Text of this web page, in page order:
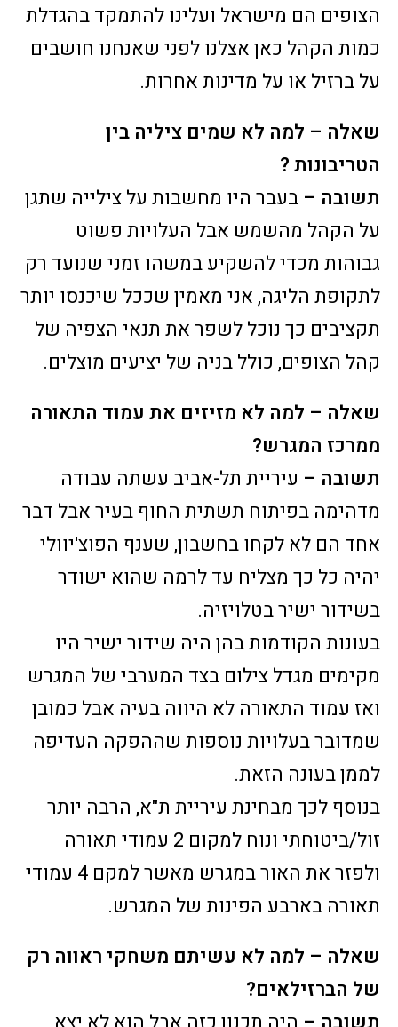
הצופים הם מישראל ועלינו להתמקד בהגדלת
כמות הקהל כאן אצלנו לפני שאנחנו חושבים
על ברזיל או על מדינות אחרות.
שאלה – למה לא שמים ציליה בין
הטריבונות ?
תשובה – בעבר היו מחשבות על צילייה שתגן
על הקהל מהשמש אבל העלויות פשוט
גבוהות מכדי להשקיע במשהו זמני שנועד רק
לתקופת הליגה, אני מאמין שככל שיכנסו יותר
תקציבים כך נוכל לשפר את תנאי הצפיה של
קהל הצופים, כולל בניה של יציעים מוצלים.
שאלה – למה לא מזיזים את עמוד התאורה
ממרכז המגרש?
תשובה – עיריית תל-אביב עשתה עבודה
מדהימה בפיתוח תשתית החוף בעיר אבל דבר
אחד הם לא לקחו בחשבון, שענף הפוצ'יוולי
יהיה כל כך מצליח עד לרמה שהוא ישודר
בשידור ישיר בטלויזיה.
בעונות הקודמות בהן היה שידור ישיר היו
מקימים מגדל צילום בצד המערבי של המגרש
ואז עמוד התאורה לא היווה בעיה אבל כמובן
שמדובר בעלויות נוספות שההפקה העדיפה
לממן בעונה הזאת.
בנוסף לכך מבחינת עיריית ת"א, הרבה יותר
זול/ביטוחתי ונוח למקום 2 עמודי תאורה
ולפזר את האור במגרש מאשר למקם 4 עמודי
תאורה בארבע הפינות של המגרש.
שאלה – למה לא עשיתם משחקי ראווה רק
של הברזילאים?